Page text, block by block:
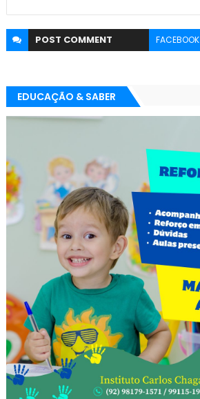
POST COMMENT FACEBOOK
EDUCAÇÃO & SABER